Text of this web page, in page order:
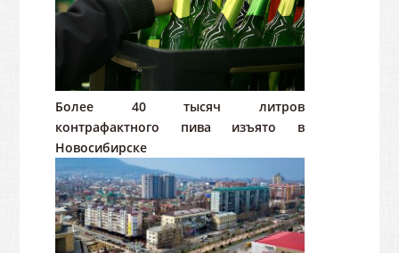
Более 40 тысяч литров
контрафактного пива изъято в
Новосибирске